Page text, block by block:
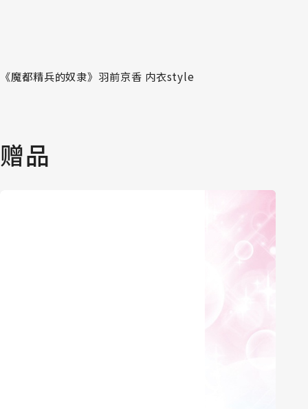
《魔都精兵的奴隶》羽前京香 内衣style
赠品